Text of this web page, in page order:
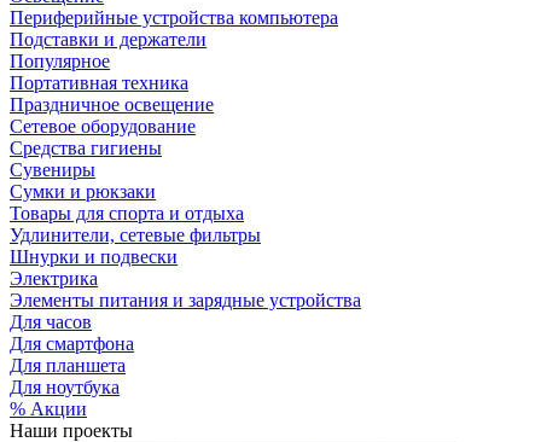
Периферийные устройства компьютера
Подставки и держатели
Популярное
Портативная техника
Праздничное освещение
Сетевое оборудование
Средства гигиены
Сувениры
Сумки и рюкзаки
Товары для спорта и отдыха
Удлинители, сетевые фильтры
Шнурки и подвески
Электрика
Элементы питания и зарядные устройства
Для часов
Для смартфона
Для планшета
Для ноутбука
% Акции
Наши проекты